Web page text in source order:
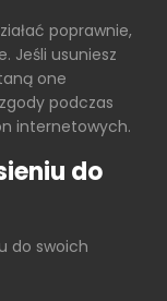
poprawnie,
Jeśli usuniesz
one
podczas
internetowych.
do
do swoich